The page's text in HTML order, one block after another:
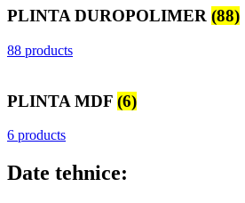
PLINTA DUROPOLIMER (88)
88 products
PLINTA MDF (6)
6 products
Date tehnice: